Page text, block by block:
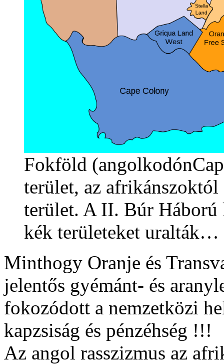
Fokföld
terület, az
terület. A II. Búr Háború
kék területeket uralták…
Minthogy Oranje és
jelentős gyémánt- és
fokozódott a nemzetközi
kapzsiság és pénzéhség !!!
Az angol rasszizmus az